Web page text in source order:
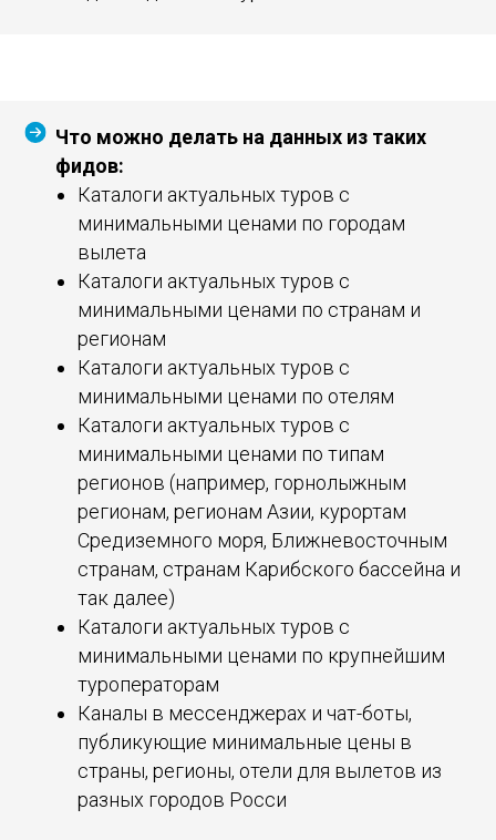
Что можно делать на данных из таких
фидов:
Каталоги актуальных туров с
минимальными ценами по городам
вылета
Каталоги актуальных туров с
минимальными ценами по странам и
регионам
Каталоги актуальных туров с
минимальными ценами по отелям
Каталоги актуальных туров с
минимальными ценами по типам
регионов (например, горнолыжным
регионам, регионам Азии, курортам
Средиземного моря, Ближневосточным
странам, странам Карибского бассейна и
так далее)
Каталоги актуальных туров с
минимальными ценами по крупнейшим
туроператорам
Каналы в мессенджерах и чат-боты,
публикующие минимальные цены в
страны, регионы, отели для вылетов из
разных городов Росси